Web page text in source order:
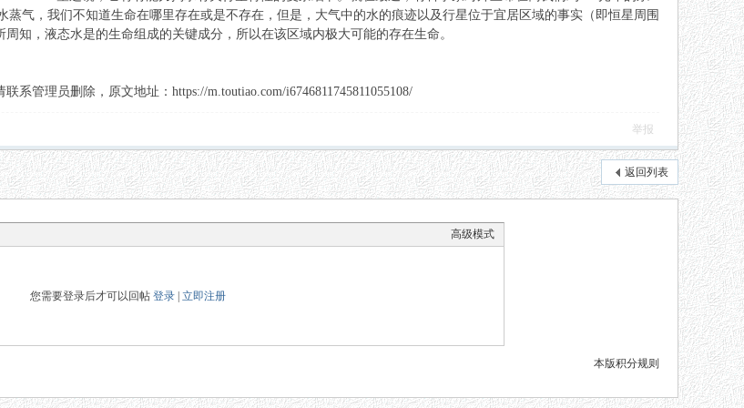
蒸气，我们不知道生命在哪里存在或是不存在，但是，大气中的水的痕迹以及行星位于宜居区域的事实（即恒星周围
知，液态水是的生命组成的关键成分，所以在该区域内极大可能的存在生命。
系管理员删除，原文地址：https://m.toutiao.com/i6746811745811055108/
举报
返回列表
高级模式
您需要登录后才可以回帖 登录 立即注册
本版积分规则